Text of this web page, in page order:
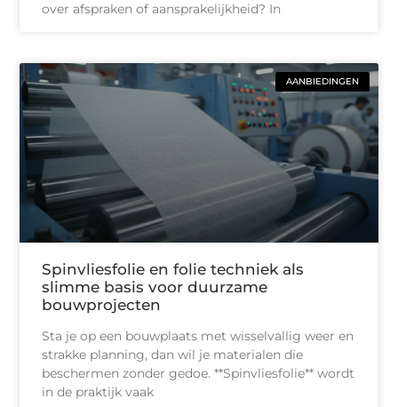
over afspraken of aansprakelijkheid? In
AANBIEDINGEN
Spinvliesfolie en folie techniek als
slimme basis voor duurzame
bouwprojecten
Sta je op een bouwplaats met wisselvallig weer en
strakke planning, dan wil je materialen die
beschermen zonder gedoe. **Spinvliesfolie** wordt
in de praktijk vaak